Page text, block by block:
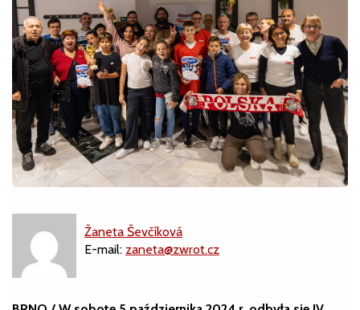
Žaneta Ševčíková
E-mail: zaneta@zwrot.cz